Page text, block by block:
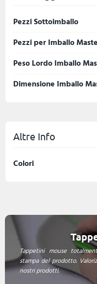
Pezzi Sottoimballo
Pezzi per Imballo
Peso Lordo Imballo
Dimensione Imballo
Altre Info
Colori
Tappetini mouse
stampa del prodotto.
nostri prodotti.